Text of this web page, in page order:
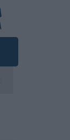
ανάμεσα